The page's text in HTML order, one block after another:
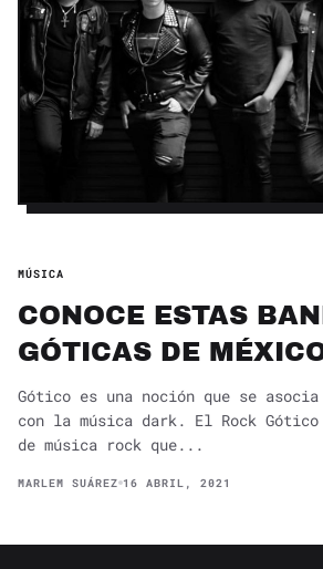
MÚSICA
CONOCE ESTAS
GÓTICAS DE
Gótico es una noción que se
con la música dark. El Rock
de música rock que...
MARLEM SUÁREZ 16 ABRIL, 2021